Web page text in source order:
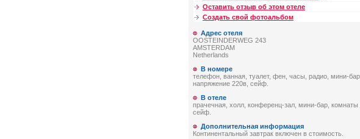
Оставить отзыв об этом отеле
Создать свой фотоальбом
Адрес отеля
OOSTEINDERWEG 243
AMSTERDAM
Netherlands
В номере
телефон, ванная, туалет, фен, часы, радио, мини-
напряжение 220в, сейф.
В отеле
прачечная, холл, конференц-зал, мини-бар, комнаты
сейф.
Дополнительная информация
Континентальный завтрак включен в стоимость.